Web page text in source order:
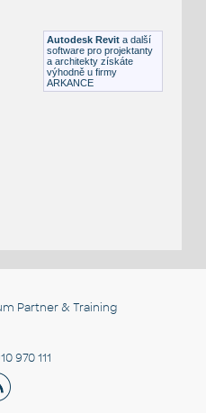
Autodesk Revit a další
software pro projektanty
a architekty získáte
výhodně u firmy
ARKANCE
Partner & Training
970 111